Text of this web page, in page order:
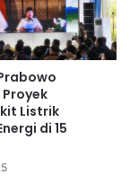
Listrik
di 15